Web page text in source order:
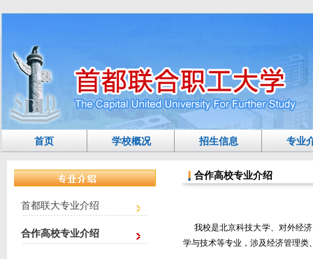
首页 学校概况 招生信息 专业
首都联大专业介绍
合作高校专业介绍
合作高校专业介绍
我校是北京科技大学、对外经
学与技术等专业，涉及经济管理类